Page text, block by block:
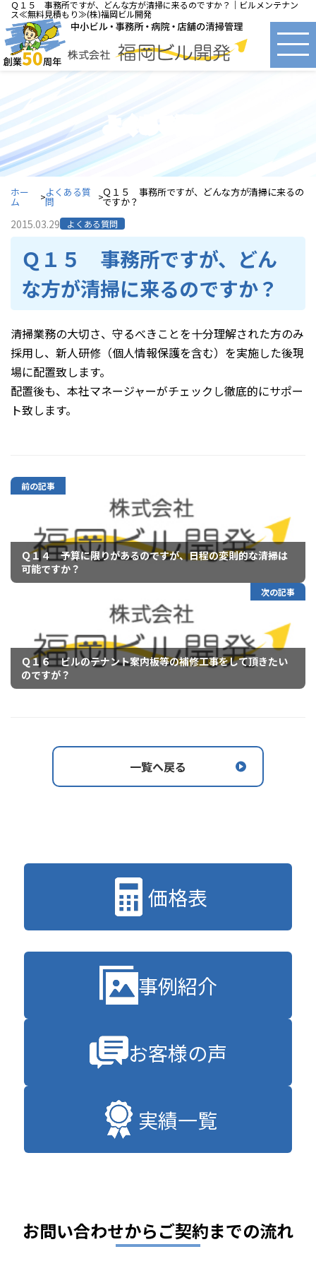
Ｑ１５ 事務所ですが、どんな方が清掃に来るのですか？｜ビルメンテナン
ス≪無料見積もり≫(株)福岡ビル開発
よくある質問
ホー
ム
よくある質
問
Ｑ１５ 事務所ですが、どんな方が清掃に来るの
ですか？
2015.03.29 よくある質問
Ｑ１５ 事務所ですが、どん
な方が清掃に来るのですか？
清掃業務の大切さ、守るべきことを十分理解された方のみ
採用し、新人研修（個人情報保護を含む）を実施した後現
場に配置致します。
配置後も、本社マネージャーがチェックし徹底的にサポー
ト致します。
前の記事
Ｑ１４ 予算に限りがあるのですが、日程の変則的な清掃は
可能ですか？
次の記事
Ｑ１６ ビルのテナント案内板等の補修工事をして頂きたい
のですが？
一覧へ戻る
価格表
事例紹介
お客様の声
実績一覧
お問い合わせからご契約までの流れ